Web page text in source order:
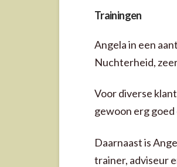
Trainingen
Angela in een
Nuchterheid,
Voor diverse
gewoon erg
Daarnaast is
trainer, adviseur